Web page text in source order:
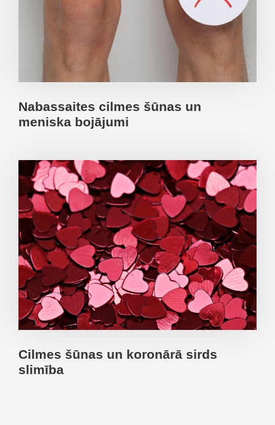
Nabassaites cilmes šūnas un
meniska bojājumi
Cilmes šūnas un koronārā sirds
slimība